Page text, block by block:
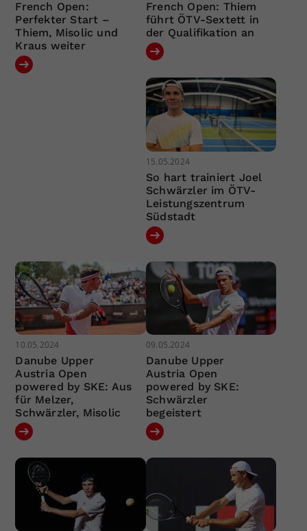
French Open:
Perfekter Start –
Thiem, Misolic und
Kraus weiter
French Open: Thiem
führt ÖTV-Sextett in
der Qualifikation an
15.05.2024
So hart trainiert Joel
Schwärzler im ÖTV-
Leistungszentrum
Südstadt
10.05.2024
Danube Upper
Austria Open
powered by SKE: Aus
für Melzer,
Schwärzler, Misolic
09.05.2024
Danube Upper
Austria Open
powered by SKE:
Schwärzler
begeistert